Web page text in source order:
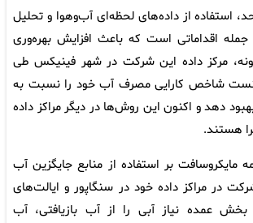
استفاده از داده‌های لحظه‌ای آب‌وهوا و تحلیل
جمله اقداماتی است که باعث افزایش بهره‌وری
مرکز داده این شرکت در شهر فینیکس طی
۲۰۲۵ توانست شاخص کارایی مصرف آب خود را نسبت به
درصد بهبود دهد و اکنون این روش‌ها در دیگر مراکز داده
هستند.
مایکروسافت بر استفاده از منابع جایگزین آب
در مراکز داده خود در سنگاپور و ایالت‌های
عمده نیاز آبی را از آب بازیافتی، آب